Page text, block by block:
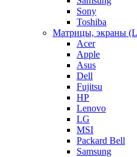
Sony
Toshiba
Матрицы, экраны
Acer
Apple
Asus
Dell
Fujitsu
HP
Lenovo
LG
MSI
Packard Bell
Samsung